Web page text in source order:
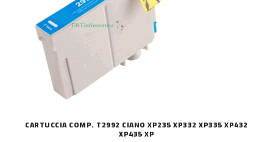
CARTUCCIA COMP. T2992 CIANO XP235 XP332 XP335 XP432
XP435 XP